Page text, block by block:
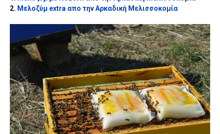
2. Μελοζύμ extra απο την Αρκαδική Μελισσοκομία